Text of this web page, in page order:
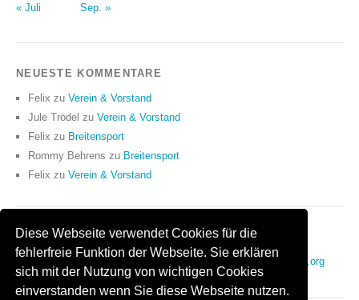
Diese Webseite verwendet Cookies für die
fehlerfreie Funktion der Webseite. Sie erklären
sich mit der Nutzung von wichtigen Cookies
einverstanden wenn Sie diese Webseite nutzen.
« Juli
Sep. »
NEUESTE KOMMENTARE
Felix zu Verein & Vorstand
Jule Trödel zu Verein & Vorstand
Felix zu Breitensport
Rommy Behrens zu Breitensport
Felix zu Verein & Vorstand
ANMELDEN
Anmelden Eintrags-Feed Kommentar-Feed WordPress.org